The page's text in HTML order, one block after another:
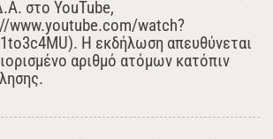
στο YouTube,
www.youtube.com/watch?
Η εκδήλωση απευθύνεται
αριθμό ατόμων κατόπιν